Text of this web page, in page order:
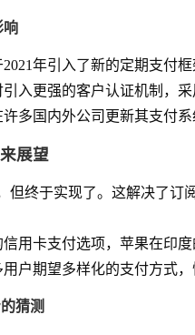
响
年引入了新的定期支付
入更强的客户认证机制，
多国内外公司更新其支付
展望
但终于实现了。这解决了订
用卡支付选项，苹果在印
户期望多样化的支付方式
猜测